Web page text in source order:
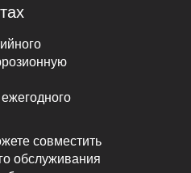
совместить
обслуживания